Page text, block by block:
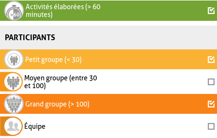
Activités élaborées (> 60
minutes)
PARTICIPANTS
Petit groupe (< 30)
Moyen groupe (entre 30
et 100)
Grand groupe (> 100)
Équipe